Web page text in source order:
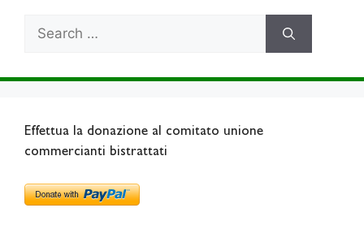
Search
Effettua la donazione al comitato unione
commercianti bistrattati